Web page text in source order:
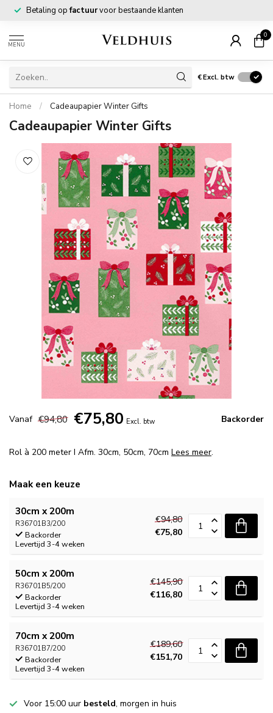
Betaling opfactuurvoor bestaande klanten
MENU
0
€Excl. btw
Home / Cadeaupapier Winter Gifts
Cadeaupapier Winter Gifts
Vanaf €94,80 €75,80 Excl. btw Backorder
Rol à 200 meter I Afm. 30cm, 50cm, 70cm Lees meer.
Maak een keuze
30cm x 200m
R36701B3/200
Backorder
Levertijd 3-4 weken
€94,80
€75,80
50cm x 200m
R36701B5/200
Backorder
Levertijd 3-4 weken
€145,90
€116,80
70cm x 200m
R36701B7/200
Backorder
Levertijd 3-4 weken
€189,60
€151,70
Voor 15:00 uur besteld, morgen in huis